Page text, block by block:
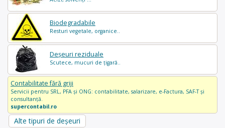
Biodegradabile
Resturi vegetale, organice..
Deșeuri reziduale
Scutece, mucuri de țigară..
Contabilitate fără griji
Servicii pentru SRL, PFA și ONG: contabilitate, salarizare, e-Factura, SAF-T și
consultanță.
supercontabil.ro
Alte tipuri de deșeuri